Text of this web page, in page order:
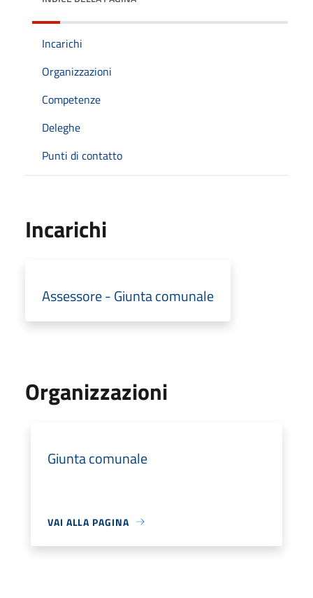
Incarichi
Organizzazioni
Competenze
Deleghe
Punti di contatto
Incarichi
Assessore - Giunta comunale
Organizzazioni
Giunta comunale
VAI ALLA PAGINA